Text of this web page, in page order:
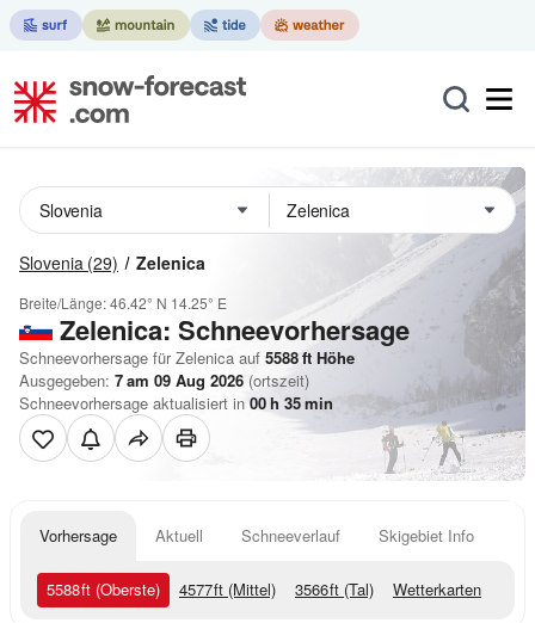
Slovenia (29) Zelenica
Breite/Länge:46.42° N 14.25° E
Zelenica: Schneevorhersage
Schneevorhersage für Zelenica auf 5588ft Höhe
Ausgegeben: 7 am 09 Aug 2026 (ortszeit)
Schneevorhersage aktualisiert in 00h 35min
Vorhersage Aktuell Schneeverlauf Skigebiet Info
5588ft (Oberste) 4577ft (Mittel) 3566ft (Tal) Wetterkarten